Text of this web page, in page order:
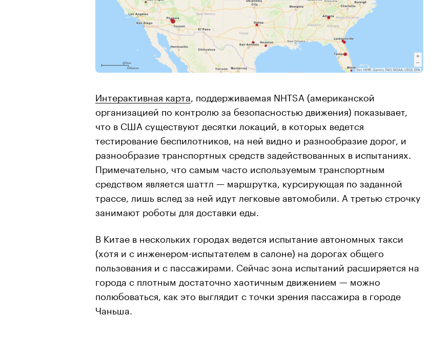
Интерактивная карта , поддерживаемая NHTSA (американской
организацией по контролю за безопасностью движения) показывает,
что в США существуют десятки локаций, в которых ведется
тестирование беспилотников, на ней видно и разнообразие дорог, и
разнообразие транспортных средств задействованных в испытаниях.
Примечательно, что самым часто используемым транспортным
средством является шаттл — маршрутка, курсирующая по заданной
трассе, лишь вслед за ней идут легковые автомобили. А третью строчку
занимают роботы для доставки еды.
В Китае в нескольких городах ведется испытание автономных такси
(хотя и с инженером-испытателем в салоне) на дорогах общего
пользования и с пассажирами. Сейчас зона испытаний расширяется на
города с плотным достаточно хаотичным движением — можно
полюбоваться, как это выглядит с точки зрения пассажира в городе
Чаньша.